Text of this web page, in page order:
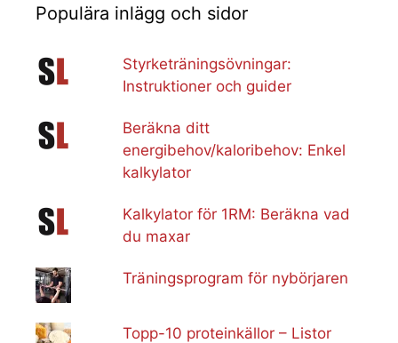
Populära inlägg och sidor
Styrketräningsövningar:
Instruktioner och guider
Beräkna ditt
energibehov/kaloribehov: Enkel
kalkylator
Kalkylator för 1RM: Beräkna vad
du maxar
Träningsprogram för nybörjaren
Topp-10 proteinkällor – Listor